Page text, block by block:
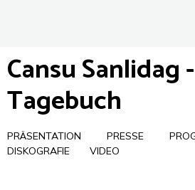
Cansu Sanlidag -
Tagebuch
PRÄSENTATION PRESSE
DISKOGRAFIE
VIDEO